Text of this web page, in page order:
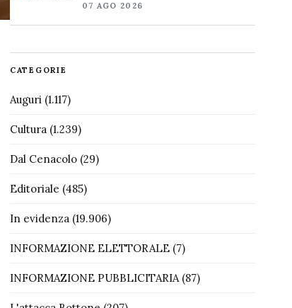
07 AGO 2026
CATEGORIE
Auguri(1.117)
Cultura(1.239)
Dal Cenacolo(29)
Editoriale (485)
In evidenza(19.906)
INFORMAZIONE ELETTORALE(7)
INFORMAZIONE PUBBLICITARIA(87)